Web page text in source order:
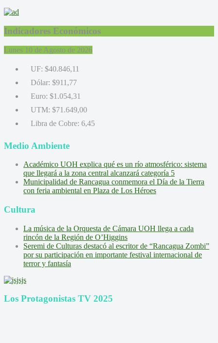
Indicadores Económicos
Lunes 10 de Agosto de 2026
UF: $40.846,11
Dólar: $911,77
Euro: $1.054,31
UTM: $71.649,00
Libra de Cobre: 6,45
Medio Ambiente
Académico UOH explica qué es un río atmosférico: sistema
que llegará a la zona central alcanzará categoría 5
Municipalidad de Rancagua conmemora el Día de la Tierra
con feria ambiental en Plaza de Los Héroes
Cultura
La música de la Orquesta de Cámara UOH llega a cada
rincón de la Región de O’Higgins
Seremi de Culturas destacó al escritor de “Rancagua Zombi”
por su participación en importante festival internacional de
terror y fantasía
Los Protagonistas TV 2025